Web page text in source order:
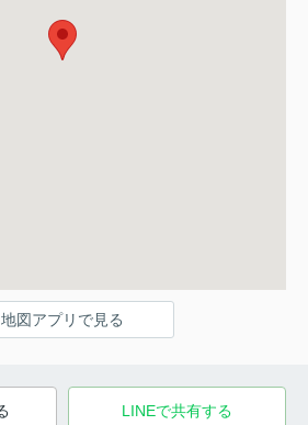
地図アプリで見る
LINEで共有する